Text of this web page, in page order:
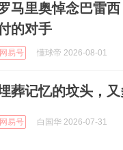
马里奥悼念巴雷
的对手
网易号 懂球帝 2026-08-01
葬记忆的坟头，
网易号 白国华 2026-07-31